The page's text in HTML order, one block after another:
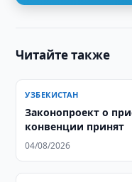
Читайте также
УЗБЕКИСТАН
Законопроект о
конвенции принят
04/08/2026